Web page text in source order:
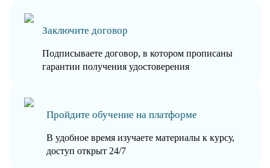
Заключите договор
Подписываете договор, в котором прописаны
гарантии получения удостоверения
Пройдите обучение на платформе
В удобное время изучаете материалы к курсу,
доступ открыт 24/7